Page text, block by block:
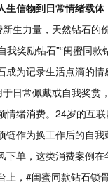
生信物到日常情绪载体
生力量，天然钻石的
我奖励钻石”“闺蜜同
成为记录生活点滴的情
日常佩戴或自我奖赏
情绪消费。24岁的互
链作为换工作后的自我
下单，这类消费案例
上，#闺蜜同款钻石锁